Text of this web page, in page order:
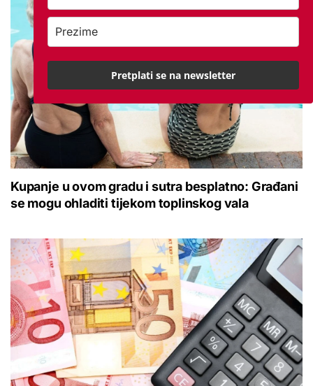
Kupanje u ovom gradu i sutra besplatno: Građani
se mogu ohladiti tijekom toplinskog vala
Pretplati se na newsletter